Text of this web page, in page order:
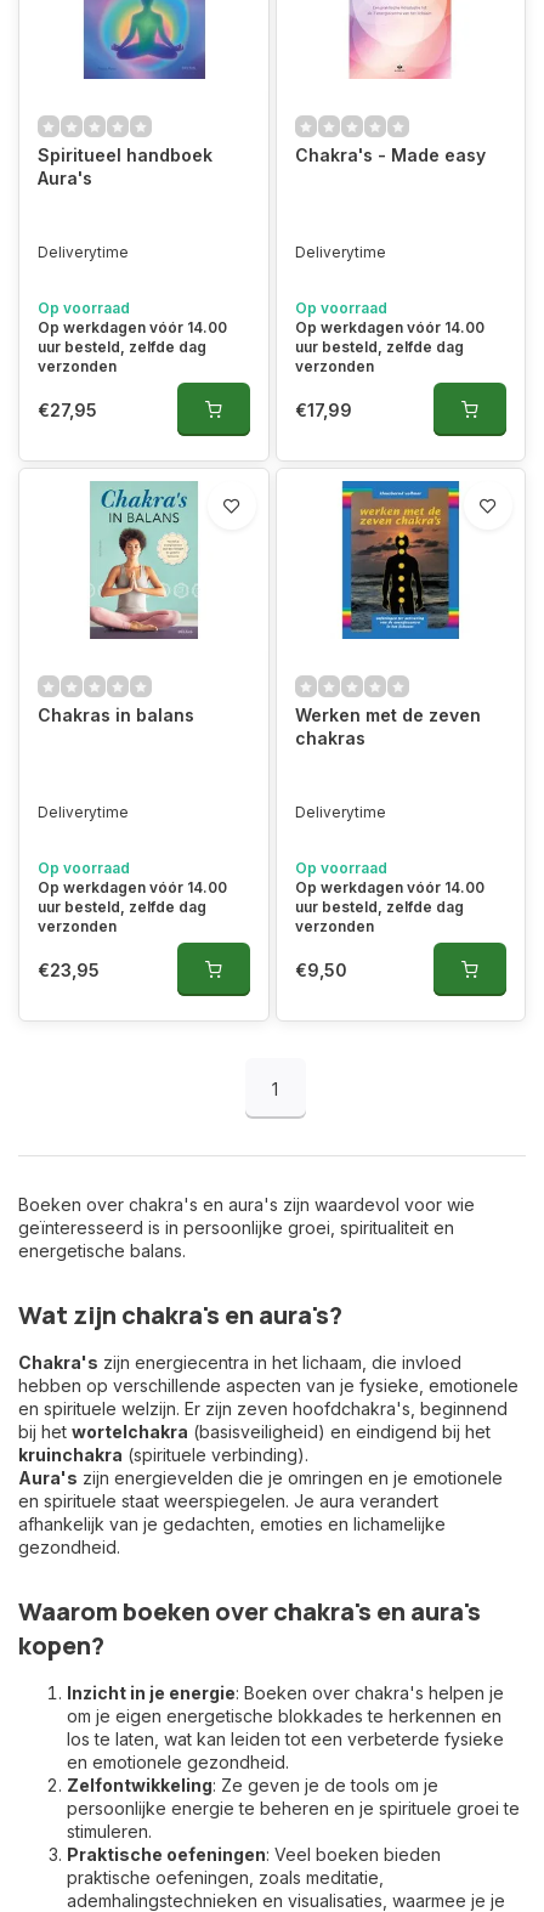
Spiritueel handboek
Aura's
Deliverytime
Op voorraad
Op werkdagen vóór 14.00
uur besteld, zelfde dag
verzonden
€27,95
Chakra's - Made easy
Deliverytime
Op voorraad
Op werkdagen vóór 14.00
uur besteld, zelfde dag
verzonden
€17,99
Chakras in balans
Deliverytime
Op voorraad
Op werkdagen vóór 14.00
uur besteld, zelfde dag
verzonden
€23,95
Werken met de zeven
chakras
Deliverytime
Op voorraad
Op werkdagen vóór 14.00
uur besteld, zelfde dag
verzonden
€9,50
1
Boeken over chakra's en aura's zijn waardevol voor wie
geïnteresseerd is in persoonlijke groei, spiritualiteit en
energetische balans.
Wat zijn chakra's en aura's?
Chakra's zijn energiecentra in het lichaam, die invloed
hebben op verschillende aspecten van je fysieke, emotionele
en spirituele welzijn. Er zijn zeven hoofdchakra's, beginnend
bij het wortelchakra
kruinchakra (spirituele verbinding).
Aura's zijn energievelden die je omringen en je emotionele
en spirituele staat weerspiegelen. Je aura verandert
afhankelijk van je gedachten, emoties en lichamelijke
gezondheid.
Waarom boeken over chakra's en aura's
kopen?
Inzicht in je energie: Boeken over chakra's helpen je
om je eigen energetische blokkades te herkennen en
los te laten, wat kan leiden tot een verbeterde fysieke
en emotionele gezondheid.
Zelfontwikkeling: Ze geven je de tools om je
persoonlijke energie te beheren en je spirituele groei te
stimuleren.
Praktische oefeningen: Veel boeken bieden
praktische oefeningen, zoals meditatie,
ademhalingstechnieken en visualisaties, waarmee je je